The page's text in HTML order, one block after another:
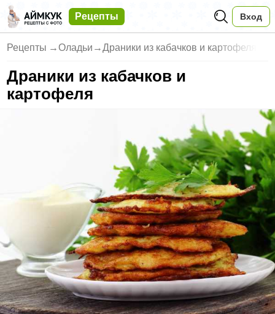
Рецепты Вход
Рецепты →Оладьи →Драники из кабачков и картофеля
Драники из кабачков и
картофеля